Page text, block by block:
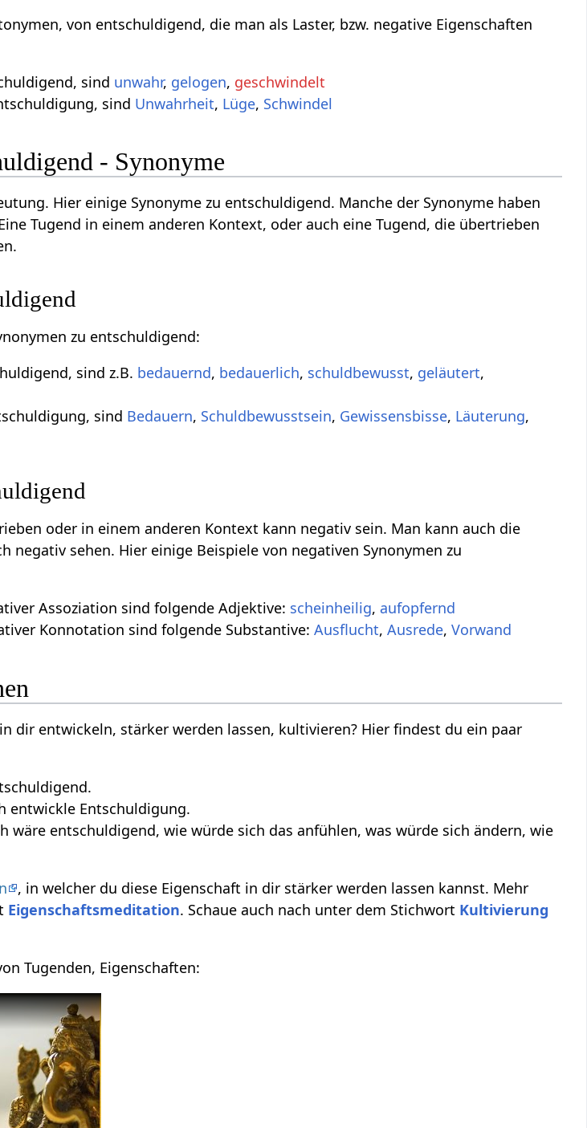
von entschuldigend, die man als Laster, bzw. negative Eigenschaften
sind unwahr, gelogen, geschwindelt
sind Unwahrheit, Lüge, Schwindel
- Synonyme
Hier einige Synonyme zu entschuldigend. Manche der Synonyme haben
Tugend in einem anderen Kontext, oder auch eine Tugend, die übertrieben
zu entschuldigend:
sind z.B. bedauernd, bedauerlich, schuldbewusst, geläutert,
sind Bedauern, Schuldbewusstsein, Gewissensbisse, Läuterung,
oder in einem anderen Kontext kann negativ sein. Man kann auch die
negativ sehen. Hier einige Beispiele von negativen Synonymen zu
Assoziation sind folgende Adjektive: scheinheilig, aufopfernd
Konnotation sind folgende Substantive:Ausflucht,Ausrede,Vorwand
dir entwickeln, stärker werden lassen, kultivieren? Hier findest du ein paar
entwickle Entschuldigung.
wäre entschuldigend, wie würde sich das anfühlen, was würde sich ändern, wie
, in welcher du diese Eigenschaft in dir stärker werden lassen kannst. Mehr
Eigenschaftsmeditation. Schaue auch nach unter dem Stichwort Kultivierung
Tugenden, Eigenschaften: